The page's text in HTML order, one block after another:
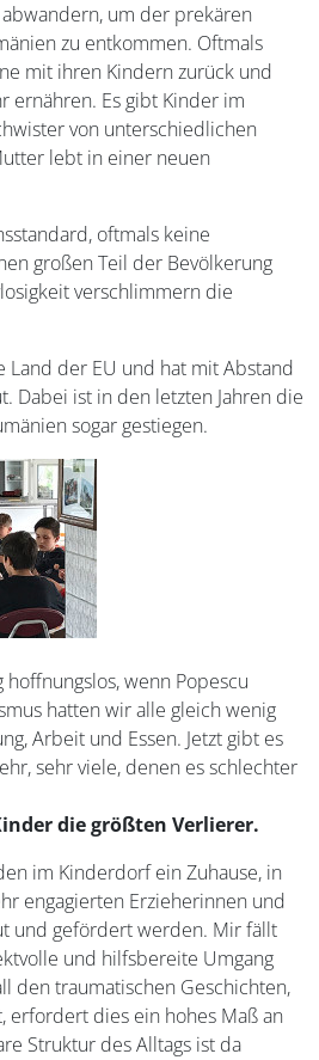
um der prekären
zu entkommen. Oftmals
mit ihren Kindern zurück und
ernähren. Es gibt Kinder im
von unterschiedlichen
lebt in einer neuen
oftmals keine
großen Teil der Bevölkerung
verschlimmern die
Land der EU und hat mit Abstand
Dabei ist in den letzten Jahren die
sogar gestiegen.
hoffnungslos, wenn Popescu
hatten wir alle gleich wenig
Arbeit und Essen. Jetzt gibt es
sehr viele, denen es schlechter
die größten Verlierer.
im Kinderdorf ein Zuhause, in
engagierten Erzieherinnen und
und gefördert werden. Mir fällt
und hilfsbereite Umgang
den traumatischen Geschichten,
erfordert dies ein hohes Maß an
Struktur des Alltags ist da